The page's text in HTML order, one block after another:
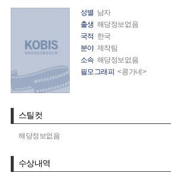
성별 남자
출생 해당정보없음
국적 한국
분야 제작팀
소속 해당정보없음
필모그래피 <콩가네>
스틸컷
해당정보없음
수상내역